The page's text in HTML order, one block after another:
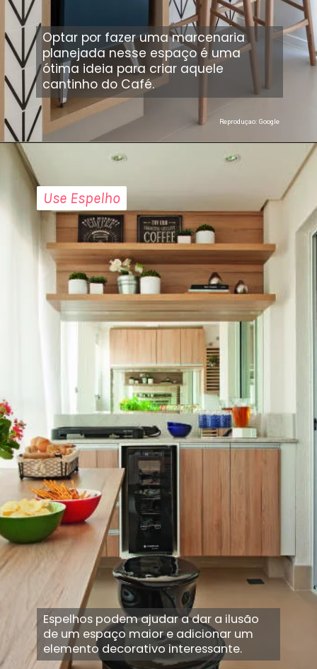
Optar por fazer uma marcenaria
planejada nesse espaço é uma
ótima ideia para criar aquele
cantinho do Café.
Reproduçao: Google
Espelhos podem ajudar a dar a ilusão
de um espaço maior e adicionar um
elemento decorativo interessante.
Use Espelho
Use Espelho